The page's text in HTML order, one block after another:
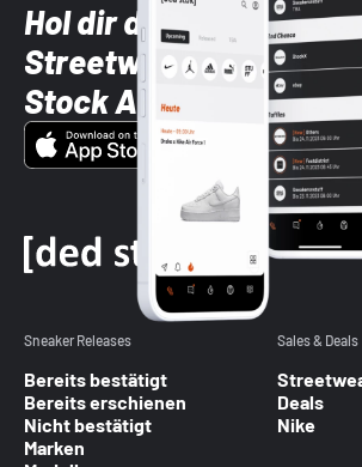
Hol dir die neuesten
Streetwear-Brands
Stock App
Sneaker Releases
Bereits bestätigt
Bereits erschienen
Nicht bestätigt
Marken
Sales & Deals
Deals
Nike